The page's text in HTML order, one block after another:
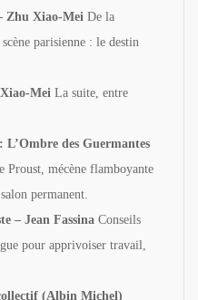
Zhu Xiao-Mei De la
parisienne : le destin
Mei La suite, entre
des Guermantes
Proust, mécène flamboyante
permanent.
– Jean Fassina Conseils
pour apprivoiser travail,
(Albin Michel)